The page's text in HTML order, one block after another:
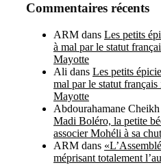
Commentaires récents
ARM dans Les petits
à mal par le statut
Mayotte
Ali dans Les petits
mal par le statut
Mayotte
Abdourahamane
Madi Boléro, la petite
associer Mohéli à sa
ARM dans
méprisant totalement